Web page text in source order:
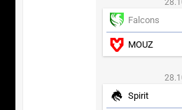
Falcons
MOUZ
Spirit